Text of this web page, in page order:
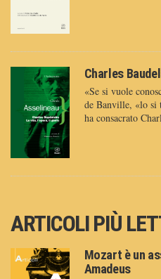
Charles
«Se si vuole
de Banville, «lo si
ha consacrato
ARTICOLI PIÙ
Mozart è un
Amadeus